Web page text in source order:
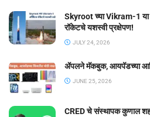
Skyroot च्या Vikram-1 या
रॉकेटचे यशस्वी प्रक्षेपण!
JULY 24, 2026
ॲपलने मॅकबुक, आयपॅडच्या आणि
JUNE 25, 2026
CRED चे संस्थापक कुणाल